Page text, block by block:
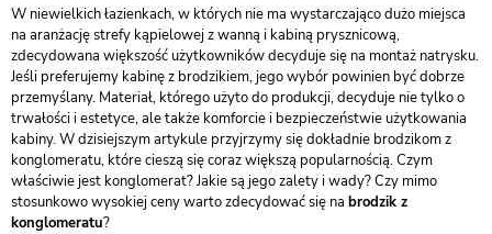
W niewielkich łazienkach, w których nie ma wystarczająco dużo miejsca
na aranżację strefy kąpielowej z wanną i kabiną prysznicową,
zdecydowana większość użytkowników decyduje się na montaż natrysku.
Jeśli preferujemy kabinę z brodzikiem, jego wybór powinien być dobrze
przemyślany. Materiał, którego użyto do produkcji, decyduje nie tylko o
trwałości i estetyce, ale także komforcie i bezpieczeństwie użytkowania
kabiny. W dzisiejszym artykule przyjrzymy się dokładnie brodzikom z
konglomeratu, które cieszą się coraz większą popularnością. Czym
właściwie jest konglomerat? Jakie są jego zalety i wady? Czy mimo
stosunkowo wysokiej ceny warto zdecydować się na brodzik z
konglomeratu?